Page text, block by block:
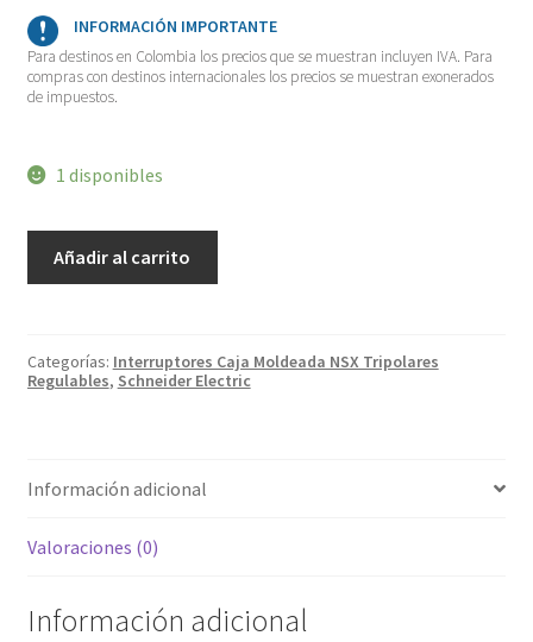
INFORMACIÓN IMPORTANTE
Para destinos en Colombia los precios que se muestran incluyen IVA. Para
compras con destinos internacionales los precios se muestran exonerados
de impuestos.
1 disponibles
Automático
3P3D
LV429636
cantidad
Añadir al carrito
Categorías: Interruptores Caja Moldeada NSX Tripolares
Regulables, Schneider Electric
Información adicional
Valoraciones (0)
Información adicional